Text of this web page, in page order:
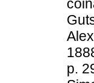
p.